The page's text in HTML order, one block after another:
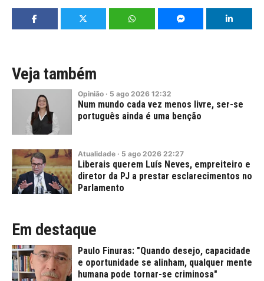
Veja também
Opinião · 5 ago 2026 12:32
Num mundo cada vez menos livre, ser-se
português ainda é uma benção
Atualidade · 5 ago 2026 22:27
Liberais querem Luís Neves, empreiteiro e
diretor da PJ a prestar esclarecimentos no
Parlamento
Em destaque
Paulo Finuras: "Quando desejo, capacidade
e oportunidade se alinham, qualquer mente
humana pode tornar-se criminosa"